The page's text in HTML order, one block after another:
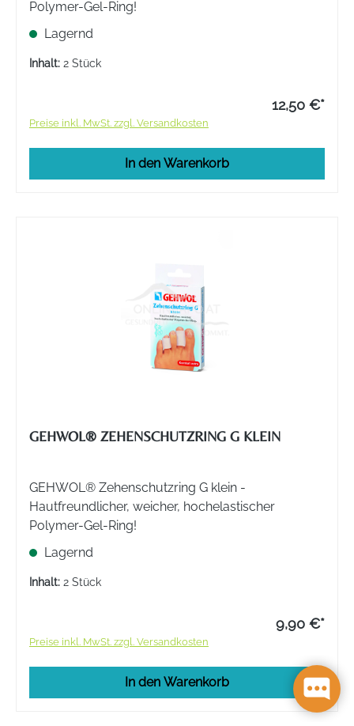
Polymer-Gel-Ring!
Lagernd
Inhalt: 2 Stück
12,50 €*
Preise inkl. MwSt. zzgl. Versandkosten
In den Warenkorb
GEHWOL® ZEHENSCHUTZRING G KLEIN
GEHWOL® Zehenschutzring G klein -
Hautfreundlicher, weicher, hochelastischer
Polymer-Gel-Ring!
Lagernd
Inhalt: 2 Stück
9,90 €*
Preise inkl. MwSt. zzgl. Versandkosten
In den Warenkorb